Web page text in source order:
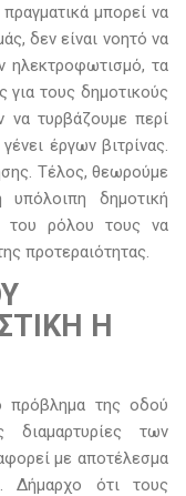
μπορεί να
δεν είναι νοητό να
ηλεκτροφωτισμό, τα
για τους δημοτικούς
να τυρβάζουμε περί
έργων βιτρίνας.
Τέλος, θεωρούμε
δημοτική
του ρόλου τους να
προτεραιότητας.
Η
πρόβλημα της οδού
των
με αποτέλεσμα
Δήμαρχο ότι τους